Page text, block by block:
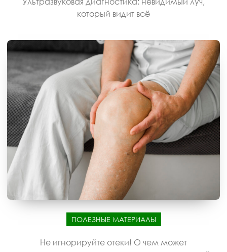
который видит всё
ПОЛЕЗНЫЕ МАТЕРИАЛЫ
Не игнорируйте отеки! О чем может